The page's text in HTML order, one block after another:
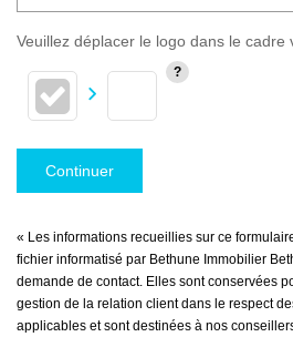
Veuillez déplacer le logo dans le cadre
Continuer
« Les informations recueillies sur ce
fichier informatisé par Bethune Immobilier
demande de contact. Elles sont conservées
gestion de la relation client dans le respect
applicables et sont destinées à nos